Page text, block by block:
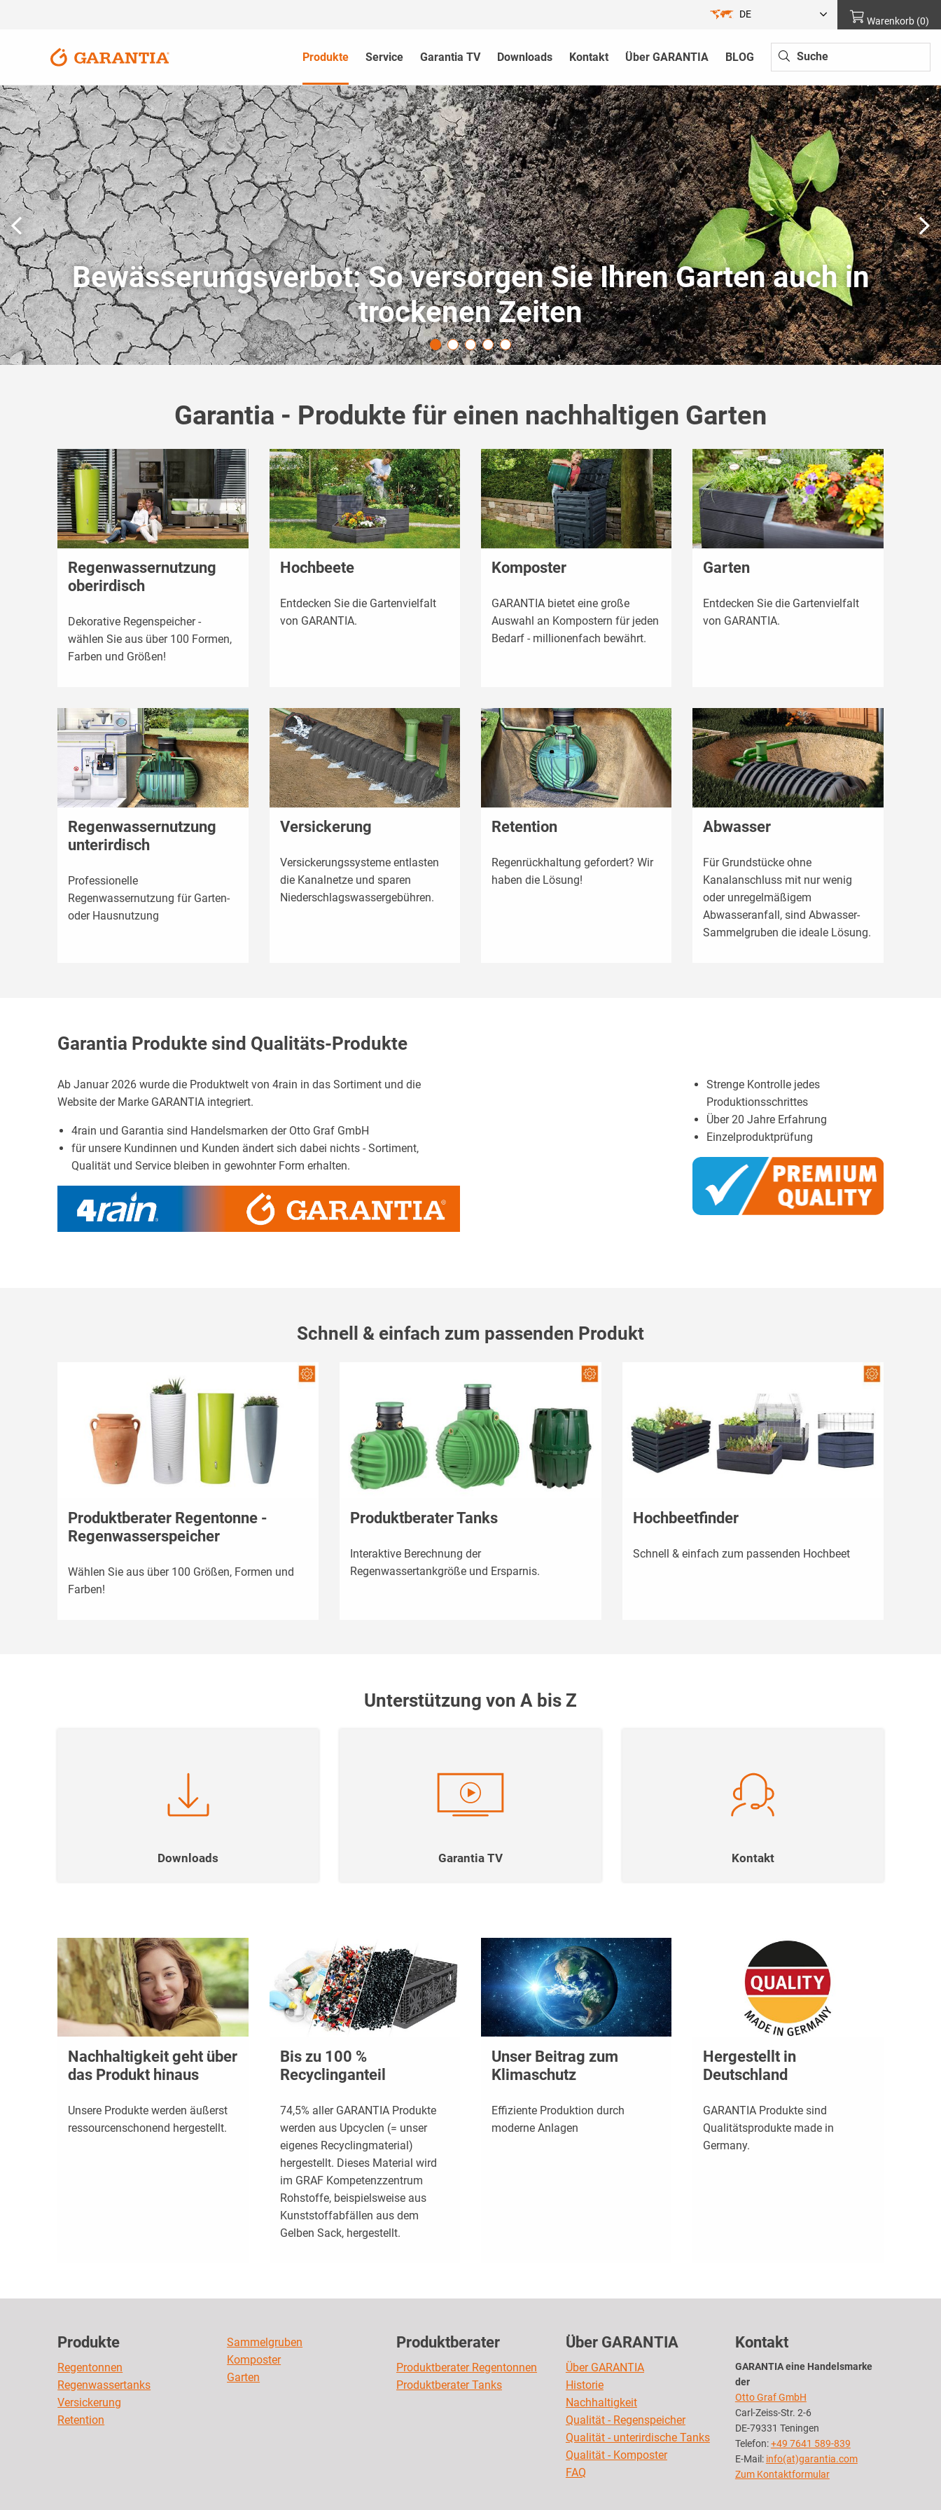
Warenkorb (0)
DE
Produkte Service Garantia TV Downloads Kontakt Über GARANTIA BLOG
Bewässerungsverbot: So versorgen Sie Ihren Garten auch in
trockenen Zeiten
Garantia - Produkte für einen nachhaltigen Garten
Regenwassernutzung
oberirdisch
Dekorative Regenspeicher -
wählen Sie aus über 100 Formen,
Farben und Größen!
Hochbeete
Entdecken Sie die Gartenvielfalt
von GARANTIA.
Komposter
GARANTIA bietet eine große
Auswahl an Kompostern für jeden
Bedarf - millionenfach bewährt.
Garten
Entdecken Sie die Gartenvielfalt
von GARANTIA.
Regenwassernutzung
unterirdisch
Professionelle
Regenwassernutzung für Garten-
oder Hausnutzung
Versickerung
Versickerungssysteme entlasten
die Kanalnetze und sparen
Niederschlagswassergebühren.
Retention
Regenrückhaltung gefordert? Wir
haben die Lösung!
Abwasser
Für Grundstücke ohne
Kanalanschluss mit nur wenig
oder unregelmäßigem
Abwasseranfall, sind Abwasser-
Sammelgruben die ideale Lösung.
Garantia Produkte sind Qualitäts-Produkte
Ab Januar 2026 wurde die Produktwelt von 4rain in das Sortiment und die
Website der Marke GARANTIA integriert.
4rain und Garantia sind Handelsmarken der Otto Graf GmbH
für unsere Kundinnen und Kunden ändert sich dabei nichts - Sortiment,
Qualität und Service bleiben in gewohnter Form erhalten.
Strenge Kontrolle jedes
Produktionsschrittes
Über 20 Jahre Erfahrung
Einzelproduktprüfung
Schnell & einfach zum passenden Produkt
Produktberater Regentonne -
Regenwasserspeicher
Wählen Sie aus über 100 Größen, Formen und
Farben!
Produktberater Tanks
Interaktive Berechnung der
Regenwassertankgröße und Ersparnis.
Hochbeetfinder
Schnell & einfach zum passenden Hochbeet
Unterstützung von A bis Z
Downloads Garantia TV Kontakt
Nachhaltigkeit geht über
das Produkt hinaus
Unsere Produkte werden äußerst
ressourcenschonend hergestellt.
Bis zu 100 %
Recyclinganteil
74,5% aller GARANTIA Produkte
werden aus Upcyclen (= unser
eigenes Recyclingmaterial)
hergestellt. Dieses Material wird
im GRAF Kompetenzzentrum
Rohstoffe, beispielsweise aus
Kunststoffabfällen aus dem
Gelben Sack, hergestellt.
Unser Beitrag zum
Klimaschutz
Effiziente Produktion durch
moderne Anlagen
Hergestellt in
Deutschland
GARANTIA Produkte sind
Qualitätsprodukte made in
Germany.
Produkte
Regentonnen
Regenwassertanks
Versickerung
Retention
Sammelgruben
Komposter
Garten
Produktberater
Produktberater Regentonnen
Produktberater Tanks
Über GARANTIA
Über GARANTIA
Historie
Nachhaltigkeit
Qualität - Regenspeicher
Qualität - unterirdische Tanks
Qualität - Komposter
FAQ
Kontakt
GARANTIA eine Handelsmarke
der
Otto Graf GmbH
Carl-Zeiss-Str. 2-6
DE-79331 Teningen
Telefon:+49 7641 589-839
E-Mail: info(at)garantia.com
Zum Kontaktformular